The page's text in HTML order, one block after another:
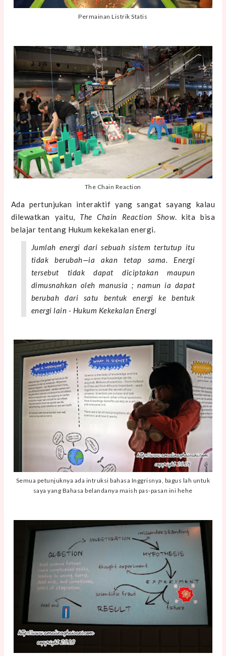
Permainan Listrik Statis
The Chain Reaction
Ada pertunjukan interaktif yang sangat sayang kalau
dilewatkan yaitu, The Chain Reaction Show. kita bisa
belajar tentang Hukum kekekalan energi.
Jumlah energi dari sebuah sistem tertutup itu
tidak berubah—ia akan tetap sama. Energi
tersebut tidak dapat diciptakan maupun
dimusnahkan oleh manusia ; namun ia dapat
berubah dari satu bentuk energi ke bentuk
energi lain - Hukum Kekekalan Energi
Semua petunjuknya ada intruksi bahasa Inggrisnya, bagus lah untuk
saya yang Bahasa belandanya maish pas-pasan ini hehe